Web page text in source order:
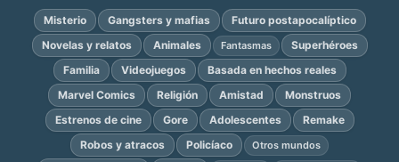
Misterio Gangsters y mafias
Futuro postapocalíptico
Novelas y relatos
Animales Fantasmas
Superhéroes
Familia
Videojuegos
Basada en hechos reales
Marvel Comics
Religión Amistad
Monstruos
Estrenos de cine
Gore Adolescentes
Remake
Robos y atracos
Policíaco Otros mundos